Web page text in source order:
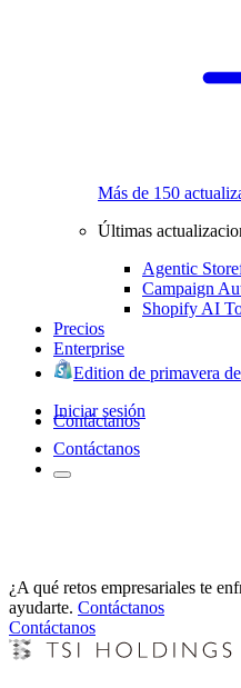
Más de 150
Últimas
Agentic
Campaign
Shopify AI
Precios
Enterprise
Edition de primavera
Iniciar sesión
Contáctanos
Contáctanos
¿A qué retos empresariales te
ayudarte. Contáctanos
Contáctanos